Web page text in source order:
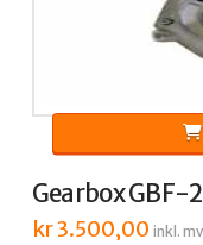
Gearbox
kr3.500,00 inkl.